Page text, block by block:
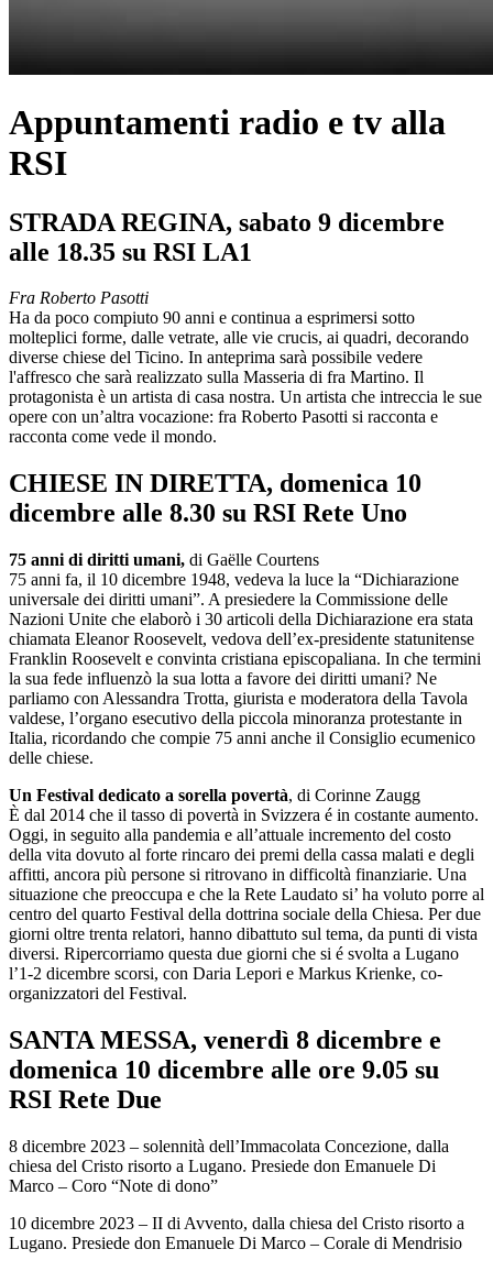
Appuntamenti radio e tv alla
RSI
STRADA REGINA, sabato 9 dicembre
alle 18.35 su RSI LA1
Fra Roberto Pasotti
Ha da poco compiuto 90 anni e continua a esprimersi sotto
molteplici forme, dalle vetrate, alle vie crucis, ai quadri, decorando
diverse chiese del Ticino. In anteprima sarà possibile vedere
l'affresco che sarà realizzato sulla Masseria di fra Martino. Il
protagonista è un artista di casa nostra. Un artista che intreccia le sue
opere con un’altra vocazione: fra Roberto Pasotti si racconta e
racconta come vede il mondo.
CHIESE IN DIRETTA, domenica 10
dicembre alle 8.30 su RSI Rete Uno
75 anni di diritti umani, di Gaëlle Courtens
75 anni fa, il 10 dicembre 1948, vedeva la luce la “Dichiarazione
universale dei diritti umani”. A presiedere la Commissione delle
Nazioni Unite che elaborò i 30 articoli della Dichiarazione era stata
chiamata Eleanor Roosevelt, vedova dell’ex-presidente statunitense
Franklin Roosevelt e convinta cristiana episcopaliana. In che termini
la sua fede influenzò la sua lotta a favore dei diritti umani? Ne
parliamo con Alessandra Trotta, giurista e moderatora della Tavola
valdese, l’organo esecutivo della piccola minoranza protestante in
Italia, ricordando che compie 75 anni anche il Consiglio ecumenico
delle chiese.
Un Festival dedicato a sorella povertà, di Corinne Zaugg
È dal 2014 che il tasso di povertà in Svizzera é in costante aumento.
Oggi, in seguito alla pandemia e all’attuale incremento del costo
della vita dovuto al forte rincaro dei premi della cassa malati e degli
affitti, ancora più persone si ritrovano in difficoltà finanziarie. Una
situazione che preoccupa e che la Rete Laudato si’ ha voluto porre al
centro del quarto Festival della dottrina sociale della Chiesa. Per due
giorni oltre trenta relatori, hanno dibattuto sul tema, da punti di vista
diversi. Ripercorriamo questa due giorni che si é svolta a Lugano
l’1-2 dicembre scorsi, con Daria Lepori e Markus Krienke, co-
organizzatori del Festival.
SANTA MESSA, venerdì 8 dicembre e
domenica 10 dicembre alle ore 9.05 su
RSI Rete Due
8 dicembre 2023 – solennità dell’Immacolata Concezione, dalla
chiesa del Cristo risorto a Lugano. Presiede don Emanuele Di
Marco – Coro “Note di dono”
10 dicembre 2023 – II di Avvento, dalla chiesa del Cristo risorto a
Lugano. Presiede don Emanuele Di Marco – Corale di Mendrisio